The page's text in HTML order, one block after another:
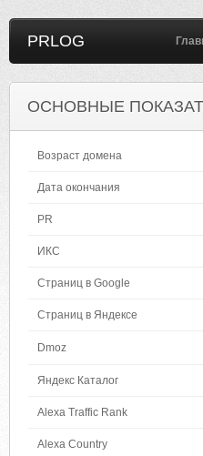
PRLOG
ОСНОВНЫЕ
Возраст домена
Дата окончания
PR
ИКС
Страниц в Google
Страниц в Яндексе
Dmoz
Яндекс Каталог
Alexa Traffic Rank
Alexa Country